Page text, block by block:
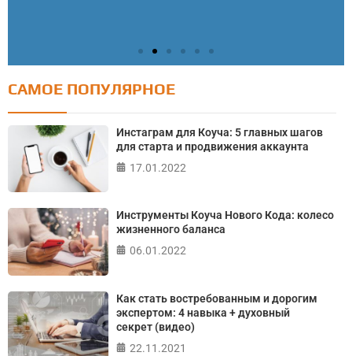
Тест: Как я контролирую свою жизнь?
Онлайн тест на основе шкалы локуса контроля
Джулиана Роттера
САМОЕ ПОПУЛЯРНОЕ
Инстаграм для Коуча: 5 главных шагов
для старта и продвижения аккаунта
17.01.2022
Инструменты Коуча Нового Кода: колесо
жизненного баланса
06.01.2022
Как стать востребованным и дорогим
экспертом: 4 навыка + духовный
секрет (видео)
22.11.2021